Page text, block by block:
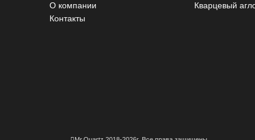
О компании
Контакты
Кварцевый